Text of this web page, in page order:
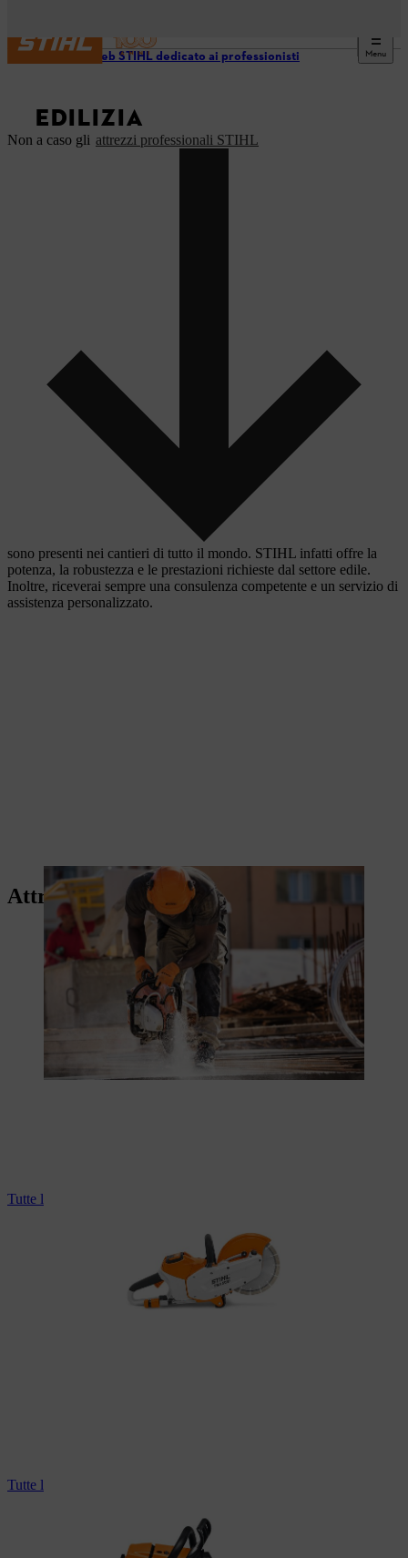
Menu
Il sito web STIHL dedicato ai professionisti
EDILIZIA
Non a caso gli attrezzi professionali STIHL
sono presenti nei cantieri di tutto il mondo. STIHL infatti offre la
potenza, la robustezza e le prestazioni richieste dal settore edile.
Inoltre, riceverai sempre una consulenza competente e un servizio di
assistenza personalizzato.
Attrezzi per l'edilizia
Tutte le troncatrici a batteria
Tutte le motoseghe professionali per materiali edili